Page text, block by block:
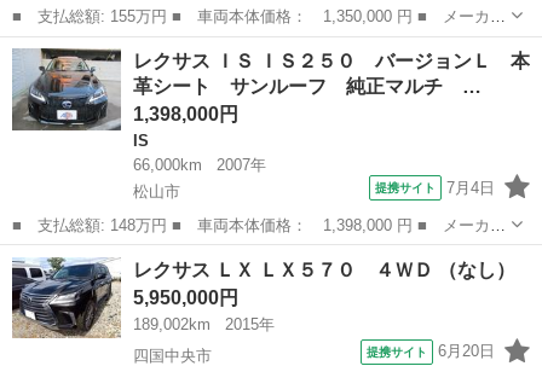
■ 支払総額: 155万円 ■ 車両本体価格： 1,350,000 円 ■ メーカー
名： レクサス ■ 車種名： ＣＴ ■ グレード名： ＣＴ２００
ｈ バージョンＬ ■ 排気量： 1800cc ■ ドア枚数： 5D ■ ミ...
愛媛 四国中央市
レクサス ＩＳ ＩＳ２５０ バージョンＬ 本
革シート サンルーフ 純正マルチ …
1,398,000円
IS
66,000km
2007年
松山市
提携サイト 7月4日
■ 支払総額: 148万円 ■ 車両本体価格： 1,398,000 円 ■ メーカー
名： レクサス ■ 車種名： ＩＳ ■ グレード名： ＩＳ２５０
バージョンＬ 本革シート サンルーフ 純正マルチ フルセグ ３
０Ｆスポー...
愛媛 松山市 IS
レクサス ＬＸ ＬＸ５７０ ４ＷＤ （なし）
5,950,000円
189,002km
2015年
四国中央市
提携サイト 6月20日